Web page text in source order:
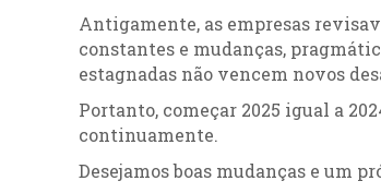
Antigamente, as empresas
constantes e mudanças,
estagnadas não vencem novos
Portanto, começar 2025 igual a
continuamente.
Desejamos boas mudanças e um